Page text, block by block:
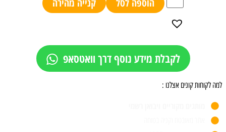
לקבלת מידע נוסף דרך וואטסאפ
למה לקוחות קונים אצלנו :